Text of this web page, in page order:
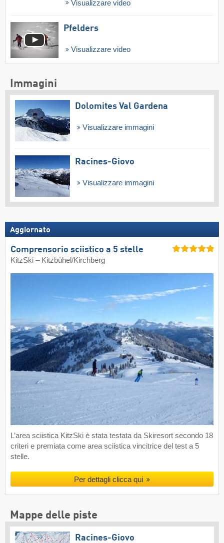
Visualizzare video
Pfelders
Visualizzare video
Immagini
Dolomites Val Gardena
Visualizzare immagini
Racines-Giovo
Visualizzare immagini
Aggiornato
Comprensorio sciistico a 5 stelle
KitzSki – Kitzbühel/​Kirchberg
L’area sciistica KitzSki è stata testata da Skiresort secondo 18
criteri e premiata come area sciistica vincitrice del test a 5
stelle.
Per dettagli clicca qui
Mappe delle piste
Racines-Giovo